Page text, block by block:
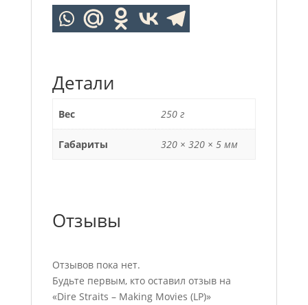
Детали
Вес 250 г
Габариты 320 × 320 × 5 мм
Отзывы
Отзывов пока нет.
Будьте первым, кто оставил отзыв на
«Dire Straits – Making Movies (LP)»